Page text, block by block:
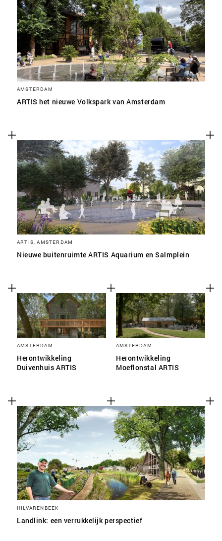
AMSTERDAM
ARTIS het nieuwe Volkspark van Amsterdam
ARTIS, AMSTERDAM
Nieuwe buitenruimte ARTIS Aquarium en Salmplein
AMSTERDAM
Herontwikkeling
Duivenhuis ARTIS
AMSTERDAM
Herontwikkeling
Moeflonstal ARTIS
HILVARENBEEK
Landlink: een verrukkelijk perspectief
SLA VOORKEUREN OP